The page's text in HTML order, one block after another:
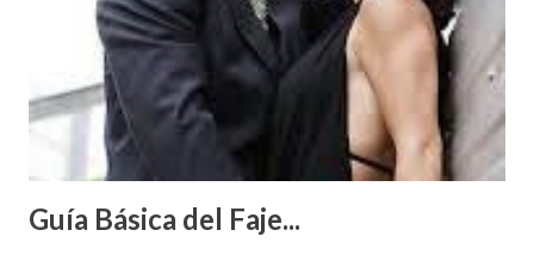
Guía Básica del Faje...